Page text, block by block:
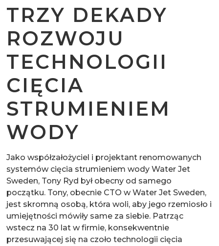
TRZY DEKADY
ROZWOJU
TECHNOLOGII
CIĘCIA
STRUMIENIEM
WODY
Jako współzałożyciel i projektant renomowanych
systemów cięcia strumieniem wody Water Jet
Sweden, Tony Ryd był obecny od samego
początku. Tony, obecnie CTO w Water Jet Sweden,
jest skromną osobą, która woli, aby jego rzemiosło i
umiejętności mówiły same za siebie. Patrząc
wstecz na 30 lat w firmie, konsekwentnie
przesuwającej się na czoło technologii cięcia